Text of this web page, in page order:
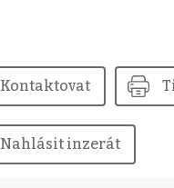
Kontaktovat
Nahlásit inzerát